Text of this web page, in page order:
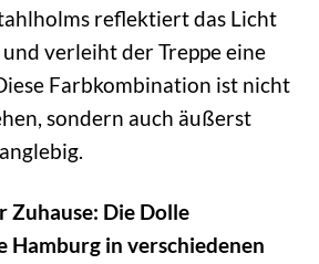
reflektiert das Licht
verleiht der Treppe eine
Farbkombination ist nicht
sondern auch äußerst
Die Dolle
in verschiedenen